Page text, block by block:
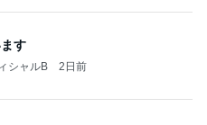
す
シャルB 2日前